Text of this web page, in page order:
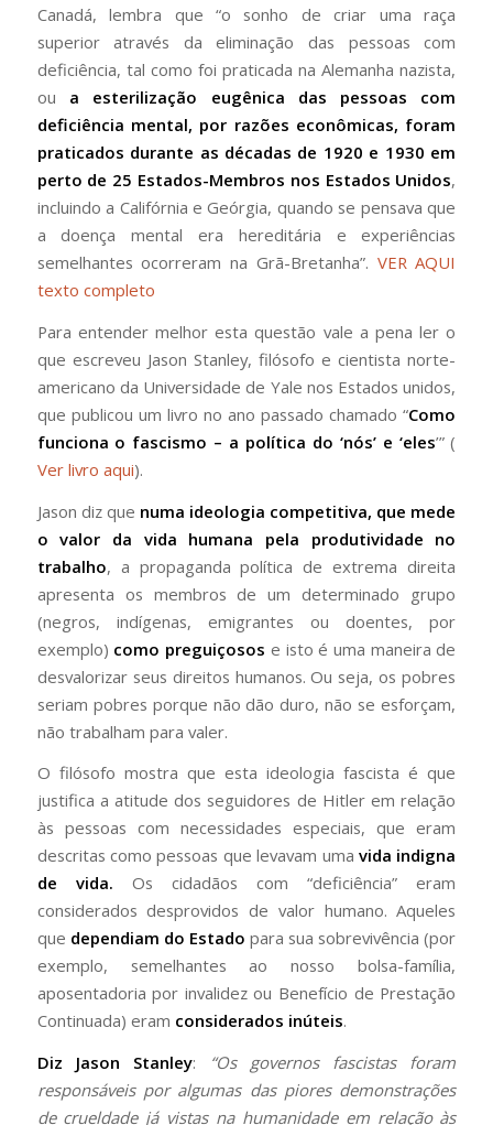
Canadá, lembra que “o sonho de criar uma raça
superior através da eliminação das pessoas com
deficiência, tal como foi praticada na Alemanha nazista,
ou a esterilização eugênica das pessoas com
deficiência mental, por razões econômicas, foram
praticados durante as décadas de 1920 e 1930 em
perto de 25 Estados-Membros nos Estados Unidos,
incluindo a Califórnia e Geórgia, quando se pensava que
a doença mental era hereditária e experiências
semelhantes ocorreram na Grã-Bretanha”. VER AQUI
texto completo
Para entender melhor esta questão vale a pena ler o
que escreveu Jason Stanley, filósofo e cientista norte-
americano da Universidade de Yale nos Estados unidos,
que publicou um livro no ano passado chamado “Como
funciona o fascismo – a política do ‘nós’ e ‘eles’” (
Ver livro aqui).
Jason diz que numa ideologia competitiva, que mede
o valor da vida humana pela produtividade no
trabalho, a propaganda política de extrema direita
apresenta os membros de um determinado grupo
(negros, indígenas, emigrantes ou doentes, por
exemplo) como preguiçosos e isto é uma maneira de
desvalorizar seus direitos humanos. Ou seja, os pobres
seriam pobres porque não dão duro, não se esforçam,
não trabalham para valer.
O filósofo mostra que esta ideologia fascista é que
justifica a atitude dos seguidores de Hitler em relação
às pessoas com necessidades especiais, que eram
descritas como pessoas que levavam uma vida indigna
de vida. Os cidadãos com “deficiência” eram
considerados desprovidos de valor humano. Aqueles
que dependiam do Estado para sua sobrevivência (por
exemplo, semelhantes ao nosso bolsa-família,
aposentadoria por invalidez ou Benefício de Prestação
Continuada) eram considerados inúteis.
Diz Jason Stanley:
“Os governos fascistas foram
responsáveis por algumas das piores demonstrações
de crueldade já vistas na humanidade em relação às